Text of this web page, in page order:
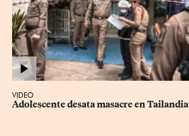
VIDEO
Adolescente desata masacre en Tailandia